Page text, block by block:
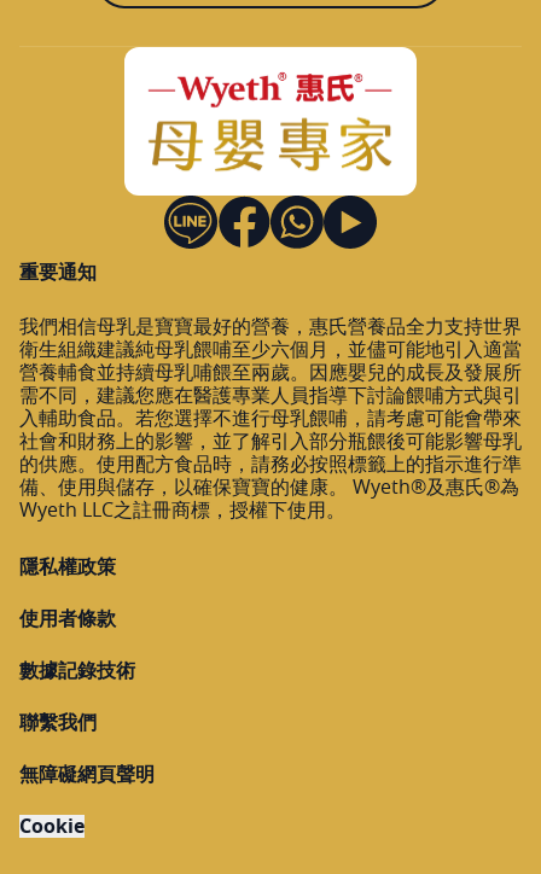
重要通知
我們相信母乳是寶寶最好的營養，惠氏營養品全力支持世界
衛生組織建議純母乳餵哺至少六個月，並儘可能地引入適當
營養輔食並持續母乳哺餵至兩歲。因應嬰兒的成長及發展所
需不同，建議您應在醫護專業人員指導下討論餵哺方式與引
入輔助食品。若您選擇不進行母乳餵哺，請考慮可能會帶來
社會和財務上的影響，並了解引入部分瓶餵後可能影響母乳
的供應。使用配方食品時，請務必按照標籤上的指示進行準
備、使用與儲存，以確保寶寶的健康。 Wyeth®及惠氏®為
Wyeth LLC之註冊商標，授權下使用。
隱私權政策
使用者條款
數據記錄技術
聯繫我們
無障礙網頁聲明
Cookie